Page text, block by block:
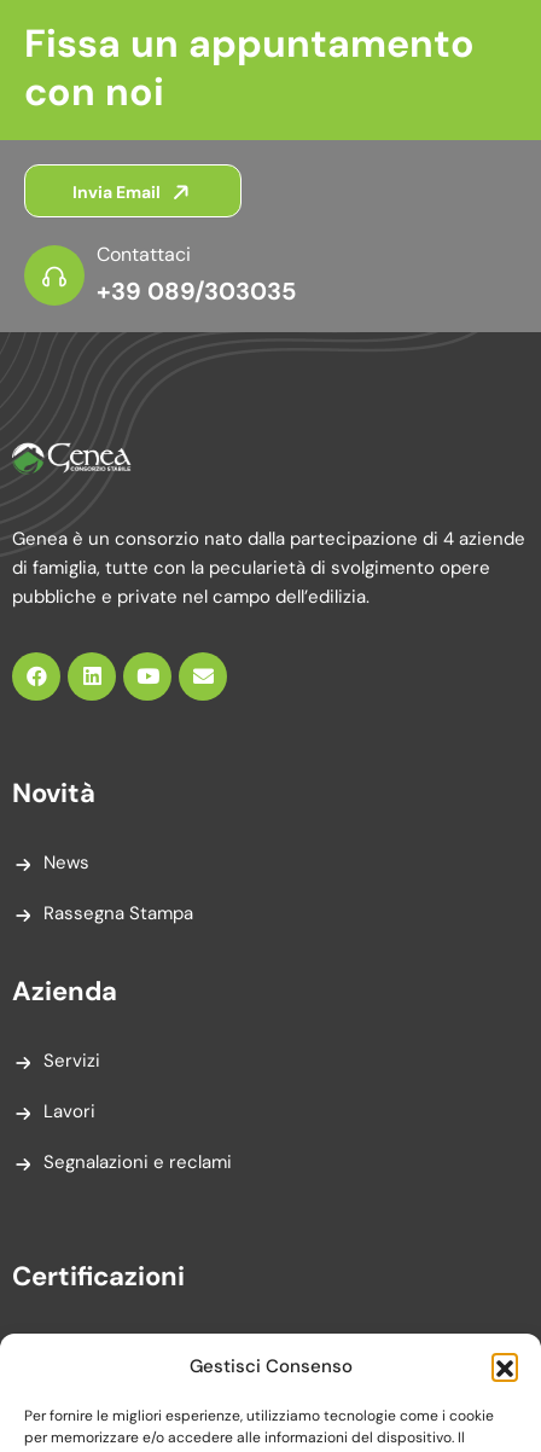
Gestisci Consenso
Per fornire le migliori esperienze, utilizziamo tecnologie come i cookie
per memorizzare e/o accedere alle informazioni del dispositivo. Il
Fissa un appuntamento
con noi
Invia Email
Contattaci
+39 089/303035
Genea è un consorzio nato dalla partecipazione di 4 aziende
di famiglia, tutte con la pecularietà di svolgimento opere
pubbliche e private nel campo dell’edilizia.
Novità
News
Rassegna Stampa
Azienda
Servizi
Lavori
Segnalazioni e reclami
Certificazioni